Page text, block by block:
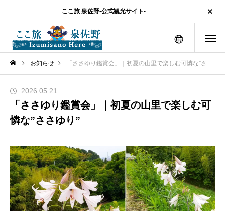
ここ旅 泉佐野-公式観光サイト-
メニュー
お知らせ 「ささゆり鑑賞会」｜初夏の山里で楽しむ可憐な”ささゆり”
「ささゆり鑑賞会」｜初夏の山里で楽しむ可
憐な”ささゆり”
2026.05.21